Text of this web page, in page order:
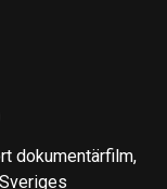
dokumentärfilm,